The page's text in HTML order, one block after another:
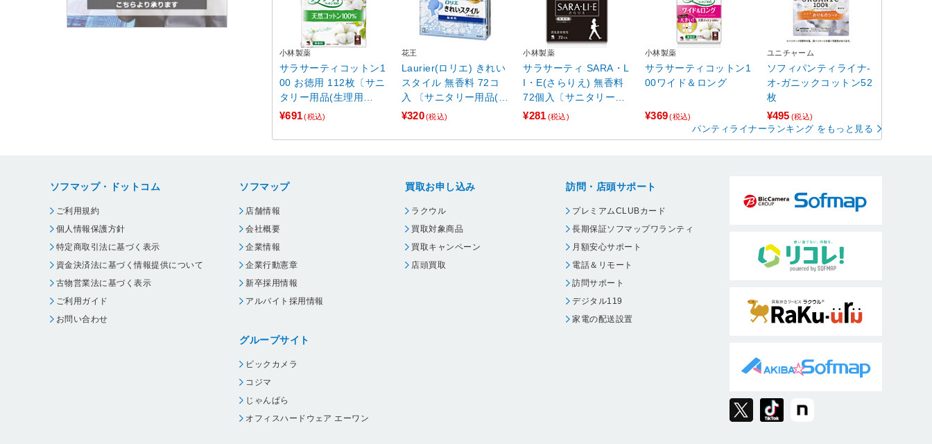
小林製薬
サラサーティコットン1
00 お徳用 112枚〔サニ
タリー用品(生理用
品)〕
¥691 (税込)
花王
Laurier(ロリエ) きれい
スタイル 無香料 72コ
入 〔サニタリー用品(生
理用品)〕
¥320(税込)
小林製薬
サラサーティ SARA・L
I・E(さらりえ) 無香料
72個入〔サニタリー用
品(生理用品)〕
¥281 (税込)
小林製薬
サラサーティコットン1
00ワイド＆ロング
¥369(税込)
ユニチャーム
ソフィパンティライナ-
オ-ガニックコットン52
枚
¥495 (税込)
パンティライナーランキング をもっと見る
ソフマップ・ドットコム
ご利用規約
個人情報保護方針
特定商取引法に基づく表示
資金決済法に基づく情報提供について
古物営業法に基づく表示
ご利用ガイド
お問い合わせ
ソフマップ
店舗情報
会社概要
企業情報
企業行動憲章
新卒採用情報
アルバイト採用情報
グループサイト
ビックカメラ
コジマ
じゃんぱら
オフィスハードウェア エーワン
買取お申し込み
ラクウル
買取対象商品
買取キャンペーン
店頭買取
訪問・店頭サポート
プレミアムCLUBカード
長期保証ソフマップワランティ
月額安心サポート
電話＆リモート
訪問サポート
デジタル119
家電の配送設置